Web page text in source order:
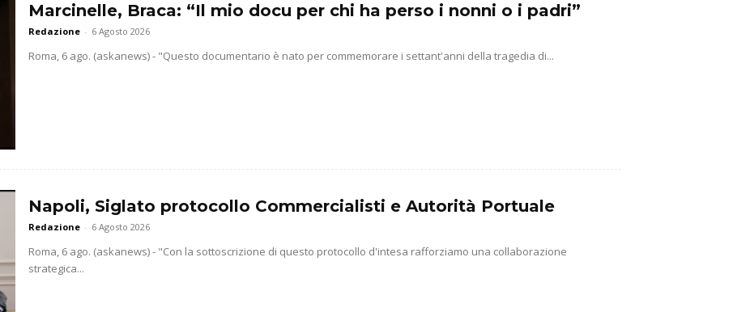
Marcinelle, Braca: “Il mio docu per chi ha perso i nonni o i padri”
Redazione - 6 Agosto 2026
Roma, 6 ago. (askanews) - "Questo documentario è nato per commemorare i settant'anni della tragedia di...
Napoli, Siglato protocollo Commercialisti e Autorità Portuale
Redazione - 6 Agosto 2026
Roma, 6 ago. (askanews) - "Con la sottoscrizione di questo protocollo d'intesa rafforziamo una collaborazione
strategica...